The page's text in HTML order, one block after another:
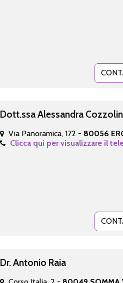
Dott.ssa Alessandra
Via Panoramica, 172 - 80056
Clicca qui per visualizzare il
Dr. Antonio Raia